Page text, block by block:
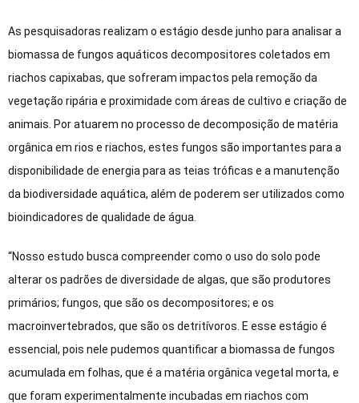
As pesquisadoras realizam o estágio desde junho para analisar a
biomassa de fungos aquáticos decompositores coletados em
riachos capixabas, que sofreram impactos pela remoção da
vegetação ripária e proximidade com áreas de cultivo e criação de
animais. Por atuarem no processo de decomposição de matéria
orgânica em rios e riachos, estes fungos são importantes para a
disponibilidade de energia para as teias tróficas e a manutenção
da biodiversidade aquática, além de poderem ser utilizados como
bioindicadores de qualidade de água.
“Nosso estudo busca compreender como o uso do solo pode
alterar os padrões de diversidade de algas, que são produtores
primários; fungos, que são os decompositores; e os
macroinvertebrados, que são os detritívoros. E esse estágio é
essencial, pois nele pudemos quantificar a biomassa de fungos
acumulada em folhas, que é a matéria orgânica vegetal morta, e
que foram experimentalmente incubadas em riachos com